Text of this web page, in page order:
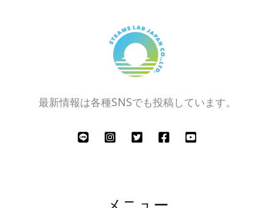
最新情報は各種SNSでも投稿しています。